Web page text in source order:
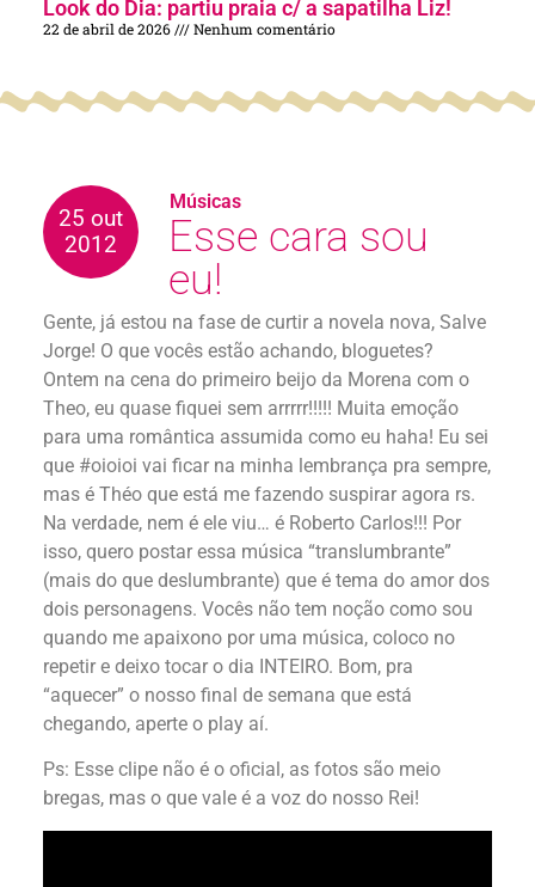
Look do Dia: partiu praia c/ a sapatilha Liz!
22 de abril de 2026 Nenhum comentário
25 out
2012
Músicas
Esse cara sou
eu!
Gente, já estou na fase de curtir a novela nova, Salve
Jorge! O que vocês estão achando, bloguetes?
Ontem na cena do primeiro beijo da Morena com o
Theo, eu quase fiquei sem arrrrr!!!!! Muita emoção
para uma romântica assumida como eu haha! Eu sei
que #oioioi vai ficar na minha lembrança pra sempre,
mas é Théo que está me fazendo suspirar agora rs.
Na verdade, nem é ele viu… é Roberto Carlos!!! Por
isso, quero postar essa música “translumbrante”
(mais do que deslumbrante) que é tema do amor dos
dois personagens. Vocês não tem noção como sou
quando me apaixono por uma música, coloco no
repetir e deixo tocar o dia INTEIRO. Bom, pra
“aquecer” o nosso final de semana que está
chegando, aperte o play aí.
Ps: Esse clipe não é o oficial, as fotos são meio
bregas, mas o que vale é a voz do nosso Rei!